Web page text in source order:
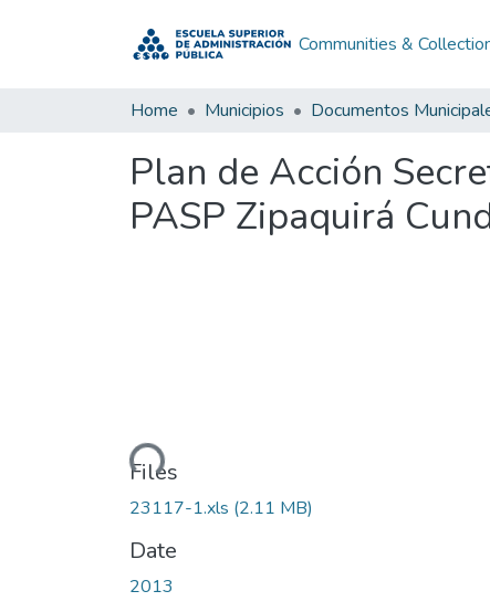
Communities &
Home Municipios Documentos
Plan de Acción
PASP Zipaquirá
Loading...
Files
23117-1.xls (2.11 MB)
Date
2013